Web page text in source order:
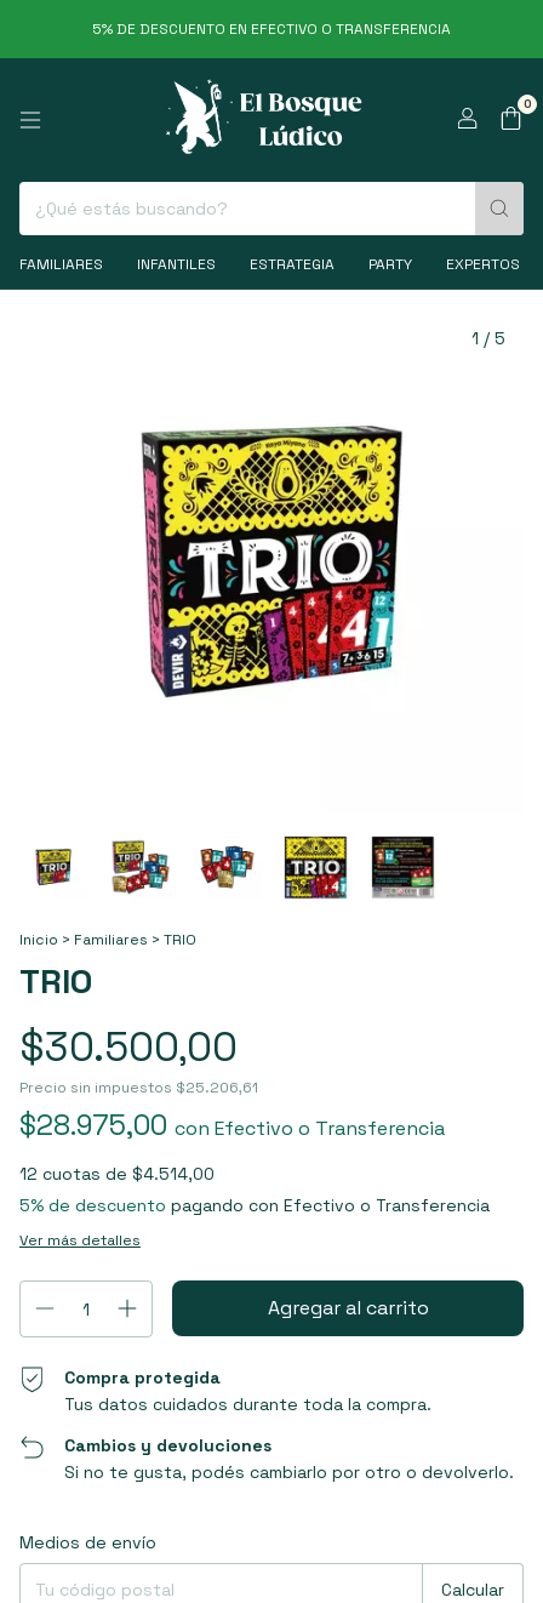
5% DE DESCUENTO EN EFECTIVO O TRANSFERENCIA
0
FAMILIARES INFANTILES ESTRATEGIA PARTY EXPERTOS
1 / 5
Inicio > Familiares > TRIO
TRIO
$30.500,00
Precio sin impuestos $25.206,61
$28.975,00 con Efectivo o Transferencia
12 cuotas de $4.514,00
5% de descuento pagando con Efectivo o Transferencia
Ver más detalles
Compra protegida
Tus datos cuidados durante toda la compra.
Cambios y devoluciones
Si no te gusta, podés cambiarlo por otro o devolverlo.
Entregas para el CP:
Medios de envío
Calcular